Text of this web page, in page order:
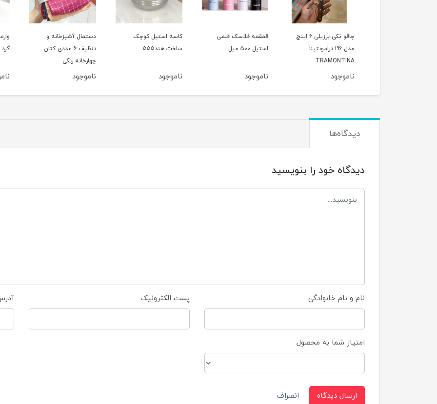
چاقو تکی برزیلی ۶ اینچ
مدل ۱۹۶ ترامونتینا
TRAMONTINA
ناموجود
قمقمه فلاسک قلمی
استیل 500 میل
ناموجود
کاسه استیل کوچک
ساخت هند555
ناموجود
دستمال آشپزخانه و
تنظیف 6 عددی کتان
چهارخانه رنگی
ناموجود
گرد
دیدگاه‌ها
دیدگاه خود را بنویسید
نام و نام خانوادگی پست الکترونیک
امتیاز شما به محصول
ارسال دیدگاه انصراف